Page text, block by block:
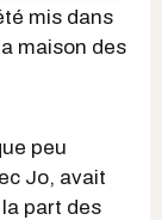
mis dans
maison des
peu
Jo, avait
part des